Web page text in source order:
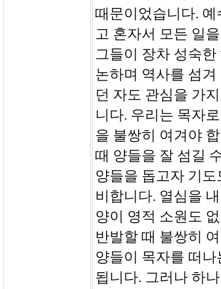
때문이었습니다.
고 혼자서 모든 일
그들이 장차 성숙
논하며 역사를 섬
던 자도 관심을 가
니다. 우리는 목자
을 불쌍히 여겨야
때 양들을 잘 섬길
양들을 돕고자 기
비합니다. 열심을
양이 영적 소원도
반발할 때 불쌍히
양들이 목자를 떠
됩니다. 그러나 하